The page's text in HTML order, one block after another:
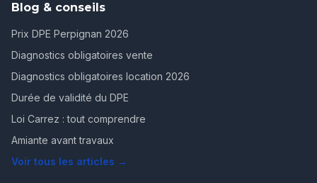
Blog & conseils
Prix DPE Perpignan 2026
Diagnostics obligatoires vente
Diagnostics obligatoires location 2026
Durée de validité du DPE
Loi Carrez : tout comprendre
Amiante avant travaux
Voir tous les articles →